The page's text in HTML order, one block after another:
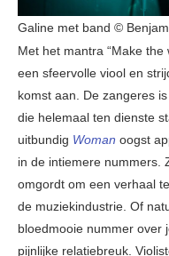
Galine met band ©
Met het mantra “Make
een sfeervolle viool en
komst aan. De zangeres
die helemaal ten dienste
uitbundig Woman oogst
in de intiemere nummers.
omgordt om een verhaal
de muziekindustrie. Of
bloedmooie nummer over
pijnlijke relatiebreuk.